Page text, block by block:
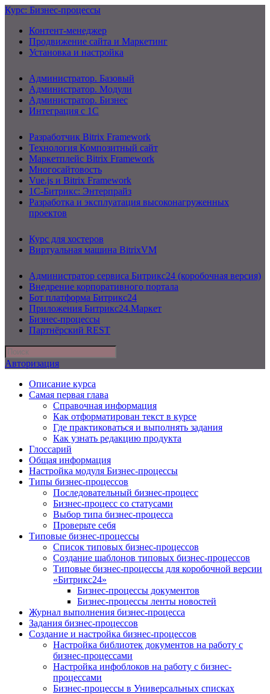
Курс: Бизнес-процессы
Контент-менеджер
Продвижение сайта и Маркетинг
Установка и настройка
Администратор. Базовый
Администратор. Модули
Администратор. Бизнес
Интеграция с 1С
Разработчик Bitrix Framework
Технология Композитный сайт
Маркетплейс Bitrix Framework
Многосайтовость
Vue.js и Bitrix Framework
1С-Битрикс: Энтерпрайз
Разработка и эксплуатация высоконагруженных
проектов
Курс для хостеров
Виртуальная машина BitrixVM
Администратор сервиса Битрикс24 (коробочная версия)
Внедрение корпоративного портала
Бот платформа Битрикс24
Приложения Битрикс24.Маркет
Бизнес-процессы
Партнёрский REST
Авторизация
Описание курса
Самая первая глава
Справочная информация
Как отформатирован текст в курсе
Где практиковаться и выполнять задания
Как узнать редакцию продукта
Глоссарий
Общая информация
Настройка модуля Бизнес-процессы
Типы бизнес-процессов
Последовательный бизнес-процесс
Бизнес-процесс со статусами
Выбор типа бизнес-процесса
Проверьте себя
Типовые бизнес-процессы
Список типовых бизнес-процессов
Создание шаблонов типовых бизнес-процессов
Типовые бизнес-процессы для коробочной версии
«Битрикс24»
Бизнес-процессы документов
Бизнес-процессы ленты новостей
Журнал выполнения бизнес-процесса
Задания бизнес-процессов
Создание и настройка бизнес-процессов
Настройка библиотек документов на работу с
бизнес-процессами
Настройка инфоблоков на работу с бизнес-
процессами
Бизнес-процессы в Универсальных списках